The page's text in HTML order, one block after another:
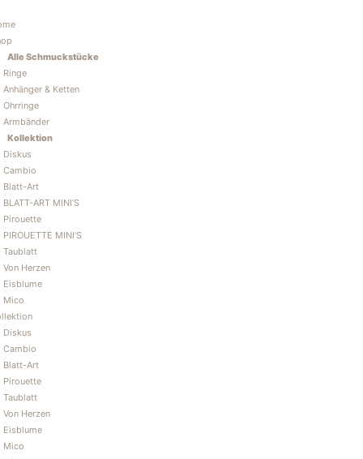
Inhalt
springen
Alle Schmuckstücke
Ringe
Anhänger & Ketten
Ohrringe
Armbänder
Kollektion
Diskus
Cambio
Blatt-Art
BLATT-ART MINI’S
Pirouette
PIROUETTE MINI’S
Taublatt
Von Herzen
Eisblume
Mico
Diskus
Cambio
Blatt-Art
Pirouette
Taublatt
Von Herzen
Eisblume
Mico